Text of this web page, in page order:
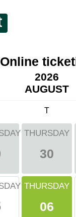
Online
2026
AUGUST
T
THURSDAY
30
THURSDAY
06